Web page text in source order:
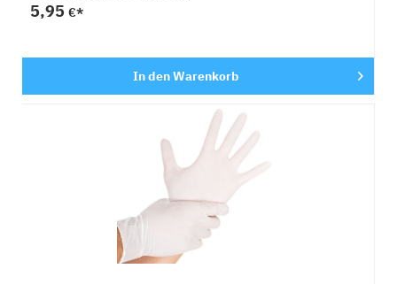
5,95€*
In denWarenkorb